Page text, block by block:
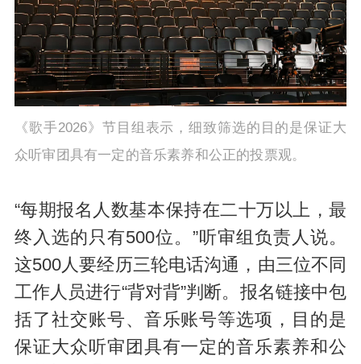
《歌手2026》节目组表示，细致筛选的目的是保证大
众听审团具有一定的音乐素养和公正的投票观。
“每期报名人数基本保持在二十万以上，最
终入选的只有500位。”听审组负责人说。
这500人要经历三轮电话沟通，由三位不同
工作人员进行“背对背”判断。报名链接中包
括了社交账号、音乐账号等选项，目的是
保证大众听审团具有一定的音乐素养和公